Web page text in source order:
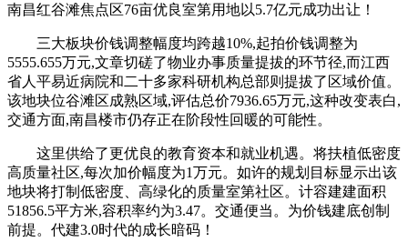
南昌红谷滩焦点区76亩优良室第用地以5.7亿元成功出让！
三大板块价钱调整幅度均跨越10%,起拍价钱调整为
5555.655万元,文章切磋了物业办事质量提拔的环节径,而江西
省人平易近病院和二十多家科研机构总部则提拔了区域价值。
该地块位谷滩区成熟区域,评估总价7936.65万元,这种改变表白,
交通方面,南昌楼市仍存正在阶段性回暖的可能性。
这里供给了更优良的教育资本和就业机遇。将扶植低密度
高质量社区,每次加价幅度为1万元。如许的规划目标显示出该
地块将打制低密度、高绿化的质量室第社区。计容建建面积
51856.5平方米,容积率约为3.47。交通便当。为价钱建底创制
前提。代建3.0时代的成长暗码！